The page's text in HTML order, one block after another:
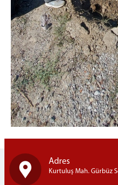
Adres
Kurtuluş Mah. Gürbüz